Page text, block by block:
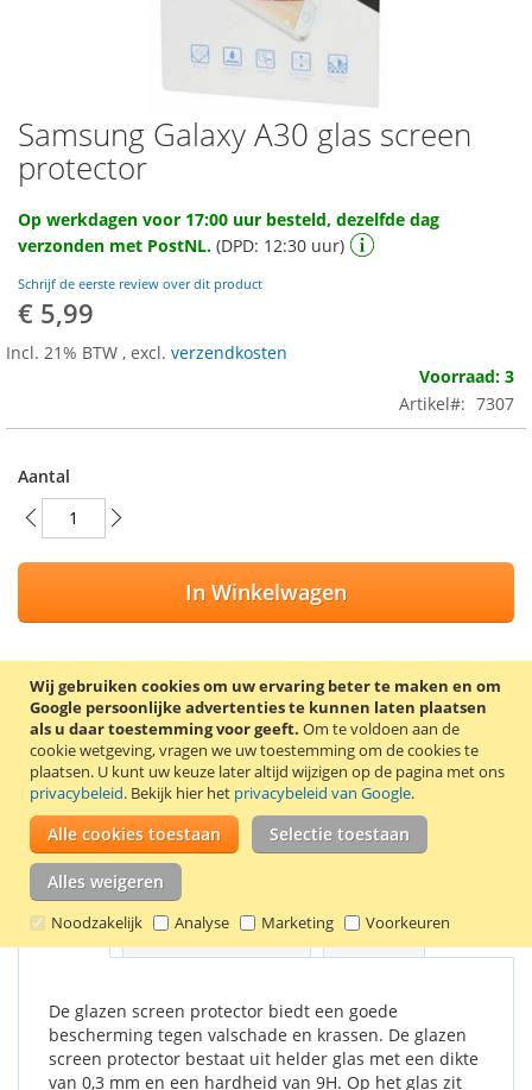
Wij gebruiken cookies om uw ervaring beter te maken en om
Google persoonlijke advertenties te kunnen laten plaatsen
als u daar toestemming voor geeft. Om te voldoen aan de
cookie wetgeving, vragen we uw toestemming om de cookies te
plaatsen. U kunt uw keuze later altijd wijzigen op de pagina met ons
privacybeleid. Bekijk hier het privacybeleid van Google.
Alle cookies toestaan Selectie toestaan
Alles weigeren
Noodzakelijk Analyse Marketing Voorkeuren
Ga
naar
het
van
de
gallerij
Samsung Galaxy A30 glas screen
protector
Op werkdagen voor 17:00 uur besteld, dezelfde dag
verzonden met PostNL. (DPD: 12:30 uur)
Schrijf de eerste review over dit product
€ 5,99
Incl. 21% BTW , excl. verzendkosten
Voorraad: 3
Artikel
7307
Aantal
In Winkelwagen
VOEG TOE AAN VERLANGLIJST
TOEVOEGEN OM TE VERGELIJKEN
Screen protector van gehard glas voor de Samsung Galaxy
A30. De screen protector wordt geleverd met 2
schoonmaakdoekjes, waarmee het scherm eerst
schoongemaakt kan worden.
Details Productkenmerken Reviews
De glazen screen protector biedt een goede
bescherming tegen valschade en krassen. De glazen
screen protector bestaat uit helder glas met een dikte
van 0,3 mm en een hardheid van 9H. Op het glas zit